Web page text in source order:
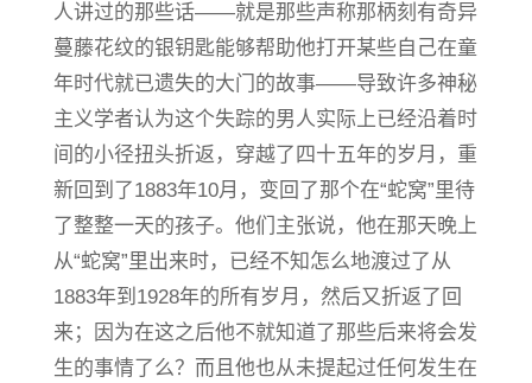
人讲过的那些话——就是那些声称那柄刻有奇异
蔓藤花纹的银钥匙能够帮助他打开某些自己在童
年时代就已遗失的大门的故事——导致许多神秘
主义学者认为这个失踪的男人实际上已经沿着时
间的小径扭头折返，穿越了四十五年的岁月，重
新回到了1883年10月，变回了那个在“蛇窝”里待
了整整一天的孩子。他们主张说，他在那天晚上
从“蛇窝”里出来时，已经不知怎么地渡过了从
1883年到1928年的所有岁月，然后又折返了回
来；因为在这之后他不就知道了那些后来将会发
生的事情了么？而且他也从未提起过任何发生在